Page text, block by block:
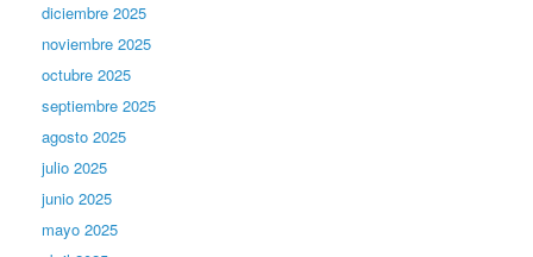
diciembre 2025
noviembre 2025
octubre 2025
septiembre 2025
agosto 2025
julio 2025
junio 2025
mayo 2025